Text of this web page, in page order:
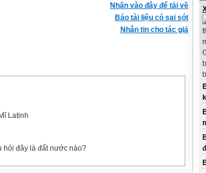
Nhấn vào đây để tải về
Báo tài liệu có sai sót
Nhắn tin cho tác giả
Latinh
hỏi đây là đất nước nào?